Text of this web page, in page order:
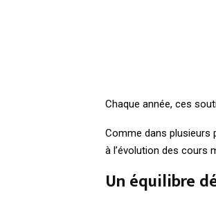
Chaque année, ces
Comme dans plusieurs
à l’évolution des cours
Un équilibre